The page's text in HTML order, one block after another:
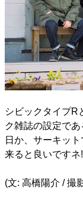
シビックタイプR
ク雑誌の設定で
日か、サーキッ
来ると良いですネ!
(文: 高橋陽介 / 撮